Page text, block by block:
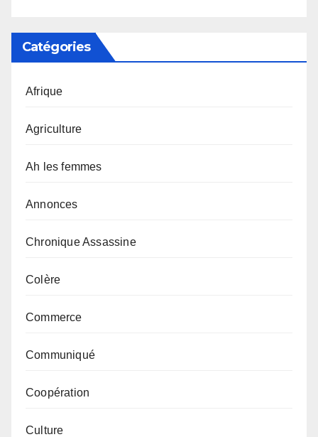
Catégories
Afrique
Agriculture
Ah les femmes
Annonces
Chronique Assassine
Colère
Commerce
Communiqué
Coopération
Culture